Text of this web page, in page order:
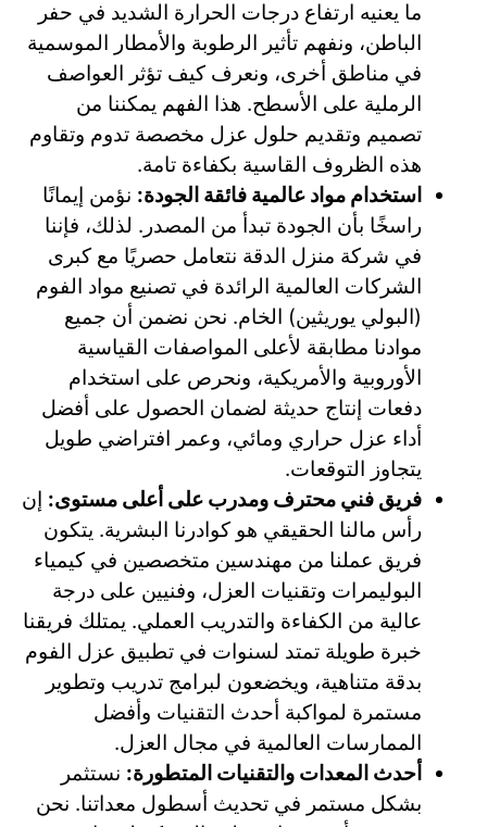
ما يعنيه ارتفاع درجات الحرارة الشديد في حفر
الباطن، ونفهم تأثير الرطوبة والأمطار الموسمية
في مناطق أخرى، ونعرف كيف تؤثر العواصف
الرملية على الأسطح. هذا الفهم يمكننا من
تصميم وتقديم حلول عزل مخصصة تدوم وتقاوم
هذه الظروف القاسية بكفاءة تامة.
استخدام مواد عالمية فائقة الجودة: نؤمن إيمانًا
راسخًا بأن الجودة تبدأ من المصدر. لذلك، فإننا
في شركة منزل الدقة نتعامل حصريًا مع كبرى
الشركات العالمية الرائدة في تصنيع مواد الفوم
(البولي يوريثين) الخام. نحن نضمن أن جميع
موادنا مطابقة لأعلى المواصفات القياسية
الأوروبية والأمريكية، ونحرص على استخدام
دفعات إنتاج حديثة لضمان الحصول على أفضل
أداء عزل حراري ومائي، وعمر افتراضي طويل
يتجاوز التوقعات.
فريق فني محترف ومدرب على أعلى مستوى: إن
رأس مالنا الحقيقي هو كوادرنا البشرية. يتكون
فريق عملنا من مهندسين متخصصين في كيمياء
البوليمرات وتقنيات العزل، وفنيين على درجة
عالية من الكفاءة والتدريب العملي. يمتلك فريقنا
خبرة طويلة تمتد لسنوات في تطبيق عزل الفوم
بدقة متناهية، ويخضعون لبرامج تدريب وتطوير
مستمرة لمواكبة أحدث التقنيات وأفضل
الممارسات العالمية في مجال العزل.
أحدث المعدات والتقنيات المتطورة: نستثمر
بشكل مستمر في تحديث أسطول معداتنا. نحن